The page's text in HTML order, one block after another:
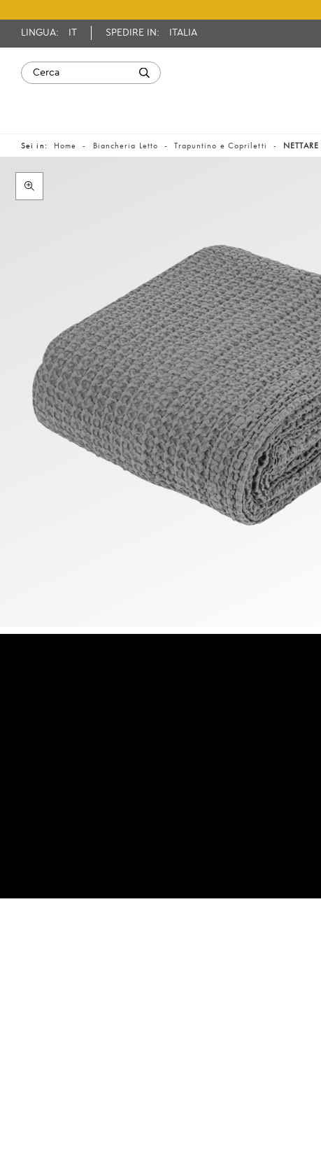
LINGUA: SPEDIRE IN: ITALIA
Sei in: Home Biancheria Letto Trapuntino e Copriletti